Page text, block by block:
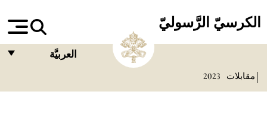
الكرسيّ الرَّسوليّ
العربيَّة
مقابلات 2023